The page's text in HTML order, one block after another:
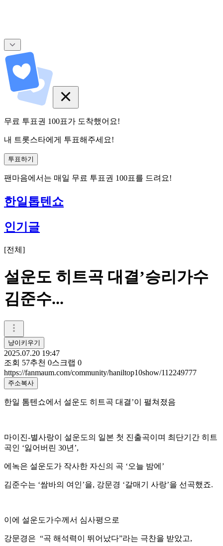
무료 투표권 100표가 도착했어요!
내 트롯스타에게 투표해주세요!
투표하기
팬마음에서는 매일 무료 투표권 100표를 드려요!
한일톱텐쇼
인기글
[전체 ]
설운도 히트곡 대결’승리가수
김준수...
냥이키우기
2025.07.20 19:47
조회 57추천 0스크랩 0
https://fanmaum.com/community/haniltop10show/112249777
주소복사
한일 톰텐쇼에서 설운도 히트곡 대결’이 펼쳐졌음
마이진-별사랑이 설운도의 일본 첫 진출곡이며 최단기간 히트
곡인 ‘잃어버린 30년’,
에녹은 설운도가 작사한 자신의 곡 ‘오늘 밤에’
김준수는 ‘쌈바의 여인’을, 강문경 ‘갈매기 사랑’을 선곡했죠.
이에 설운도가수께서 심사평으로
강문경은 “곡 해석력이 뛰어났다”라는 극찬을 받았고,